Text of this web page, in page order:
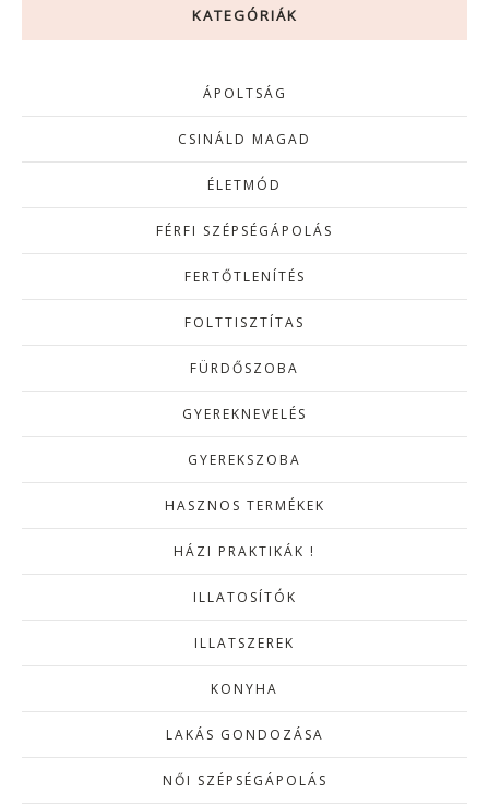
KATEGÓRIÁK
ÁPOLTSÁG
CSINÁLD MAGAD
ÉLETMÓD
FÉRFI SZÉPSÉGÁPOLÁS
FERTŐTLENÍTÉS
FOLTTISZTÍTAS
FÜRDŐSZOBA
GYEREKNEVELÉS
GYEREKSZOBA
HASZNOS TERMÉKEK
HÁZI PRAKTIKÁK !
ILLATOSÍTÓK
ILLATSZEREK
KONYHA
LAKÁS GONDOZÁSA
NŐI SZÉPSÉGÁPOLÁS